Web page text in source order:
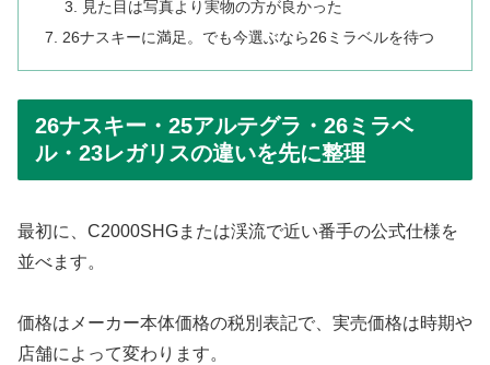
見た目は写真より実物の方が良かった
26ナスキーに満足。でも今選ぶなら26ミラベルを待つ
26ナスキー・25アルテグラ・26ミラベ
ル・23レガリスの違いを先に整理
最初に、C2000SHGまたは渓流で近い番手の公式仕様を
並べます。
価格はメーカー本体価格の税別表記で、実売価格は時期や
店舗によって変わります。